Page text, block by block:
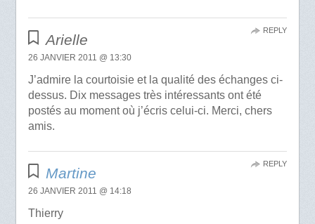
Arielle
26 JANVIER 2011 @ 13:30
J’admire la courtoisie et la qualité des échanges ci-
dessus. Dix messages très intéressants ont été
postés au moment où j’écris celui-ci. Merci, chers
amis.
REPLY
Martine
26 JANVIER 2011 @ 14:18
Thierry
REPLY